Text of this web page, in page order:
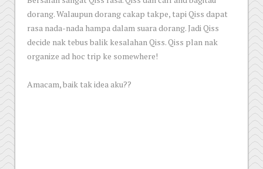
dorang. Walaupun dorang cakap takpe, tapi Qiss dapat
rasa nada-nada hampa dalam suara dorang. Jadi Qiss
decide nak tebus balik kesalahan Qiss. Qiss plan nak
organize ad hoc trip ke somewhere!
Amacam, baik tak idea aku??